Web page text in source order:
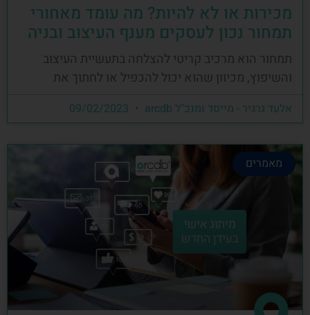
מכירות או לא להיות? מה עומד מאחורי
תמחור נכון לעסקים מענף העיצוב ובניה
תמחור הוא מרכיב קריטי להצלחה בתעשיית העיצוב
והשיפוץ, מכיוון שהוא יכול להכפיל או לחתוך את
אלעד גרגיר - מייסד ומנכ"ל arcdb
מאמרים